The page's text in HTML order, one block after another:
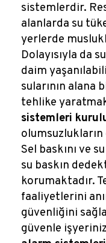
sistemlerdir.
alanlarda su
yerlerde
Dolayısıyla da
daim
sularının alana
tehlike
sistemleri
Sel baskını ve
su baskın
korumaktadır.
faaliyetlerini
güvenliğini
güvenle